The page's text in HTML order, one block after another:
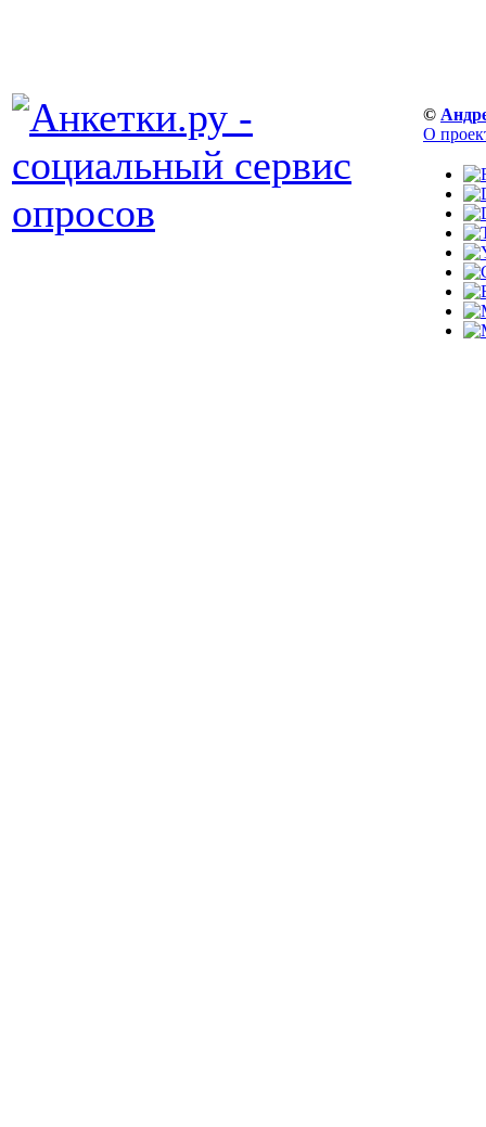
©
О